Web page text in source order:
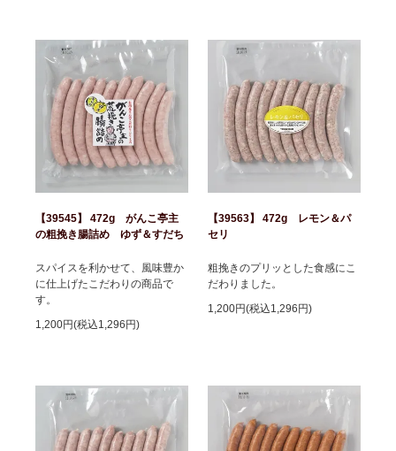
【39545】 472g がんこ亭主
の粗挽き腸詰め ゆず＆すだち
スパイスを利かせて、風味豊か
に仕上げたこだわりの商品で
す。
1,200円(税込1,296円)
【39563】 472g レモン＆パ
セリ
粗挽きのプリッとした食感にこ
だわりました。
1,200円(税込1,296円)